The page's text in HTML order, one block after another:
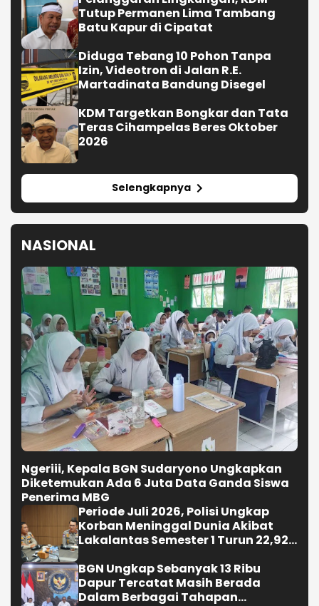
Tutup Permanen Lima Tambang
Batu Kapur di Cipatat
Diduga Tebang 10 Pohon Tanpa
Izin, Videotron di Jalan R.E.
Martadinata Bandung Disegel
KDM Targetkan Bongkar dan Tata
Teras Cihampelas Beres Oktober
2026
Selengkapnya
NASIONAL
Ngeriii, Kepala BGN Sudaryono Ungkapkan
Diketemukan Ada 6 Juta Data Ganda Siswa
Penerima MBG
Periode Juli 2026, Polisi Ungkap
Korban Meninggal Dunia Akibat
Lakalantas Semester 1 Turun 22,92
BGN Ungkap Sebanyak 13 Ribu
Dapur Tercatat Masih Berada
Dalam Berbagai Tahapan